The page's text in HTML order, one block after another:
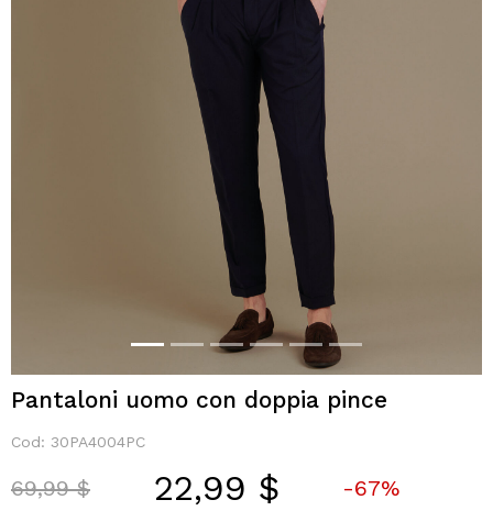
Pantaloni uomo con doppia pince
Cod: 30PA4004PC
Price reduced from
69,99 $to 22,99 $ -67%